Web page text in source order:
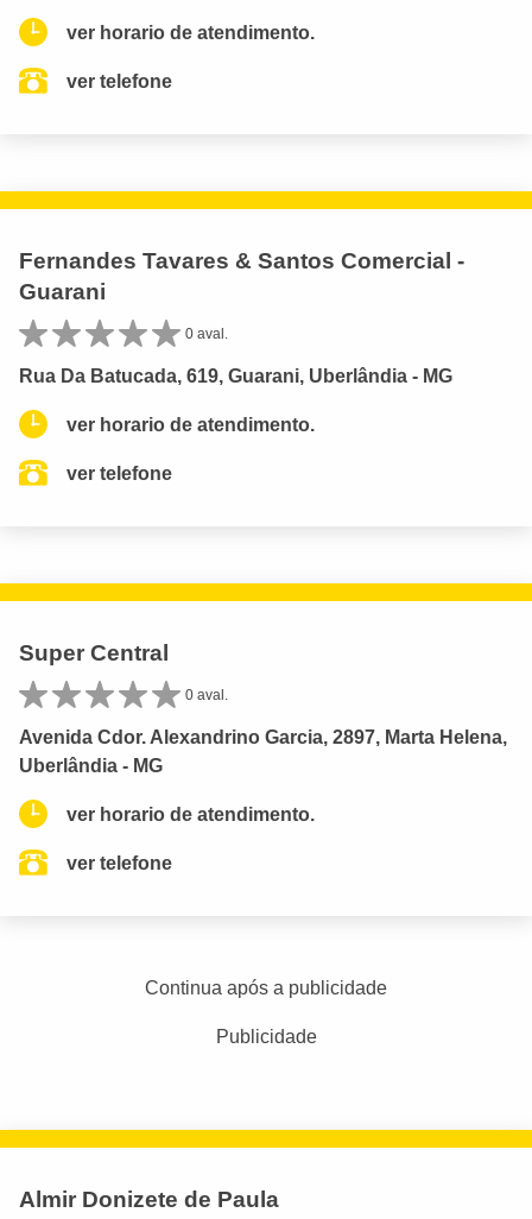
ver horario de atendimento.
ver telefone
Fernandes Tavares & Santos Comercial -
Guarani
0 aval.
Rua Da Batucada, 619, Guarani, Uberlândia - MG
ver horario de atendimento.
ver telefone
Super Central
0 aval.
Avenida Cdor. Alexandrino Garcia, 2897, Marta Helena,
Uberlândia - MG
ver horario de atendimento.
ver telefone
Continua após a publicidade
Publicidade
Almir Donizete de Paula